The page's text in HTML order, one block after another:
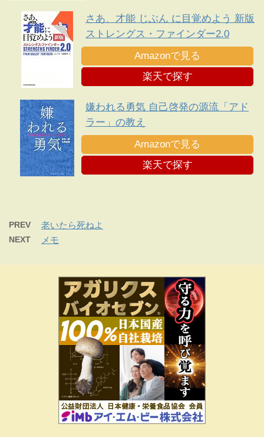
さあ、才能 じぶん に目覚めよう 新版
ストレングス・ファインダー2.0
Amazonで見る
楽天で探す
嫌われる勇気 自己啓発の源流「アド
ラー」の教え
Amazonで見る
楽天で探す
PREV 老いたら死ねよ
NEXT メモ